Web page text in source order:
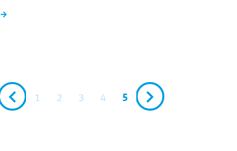
1 2 3 4 5